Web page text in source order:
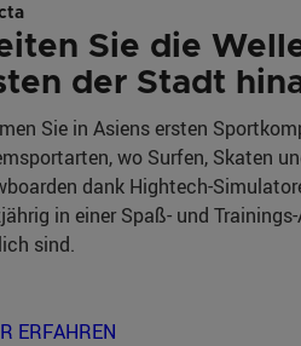
Sie die
der Stadt
Sie in Asiens ersten
wo Surfen, Skaten
dank Hightech-
in einer Spaß- und Trainings-
sind.
ERFAHREN